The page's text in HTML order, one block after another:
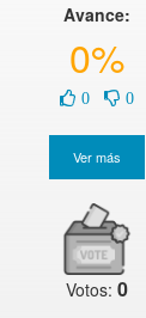
Avance:
0%
0 0
Votos: 0